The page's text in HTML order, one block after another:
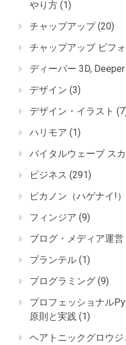
やり方 (1)
チャップアップ(20)
チャップアップ ビフ
ディーパー 3D,
デザイン (3)
デザイン・イラスト
ハリモア (1)
バイタルウェーブ ス
ビジネス (291)
ピカノン（ハゲナイ!）
フィンジア (9)
ブログ・メディア運営
プランテル (1)
プログラミング (9)
プロフェッショナル
原則と実践 (1)
ヘアトニックグロウジ